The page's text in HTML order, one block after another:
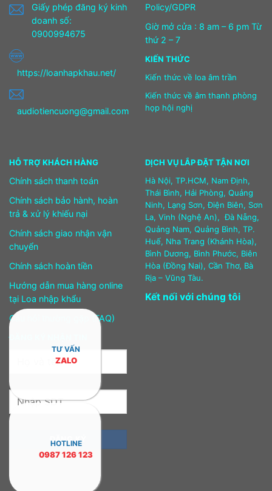
Giấy phép đăng ký kinh
doanh số:
0900994675
https://loanhapkhau.net/
audiotiencuong@gmail.com
Policy/GDPR
Giờ mở cửa : 8 am – 6 pm Từ
thứ 2 – 7
KIẾN THỨC
Kiến thức về loa âm trần
Kiến thức về âm thanh phòng
họp hội nghị
HỖ TRỢ KHÁCH HÀNG
Chính sách thanh toán
Chính sách bảo hành, hoàn
trả & xử lý khiếu nại
Chính sách giao nhận vận
chuyển
Chính sách hoàn tiền
Hướng dẫn mua hàng online
tại Loa nhập khẩu
Câu hỏi thường gặp (FAQ)
DỊCH VỤ LẮP ĐẶT TẬN NƠI
Hà Nội, TP.HCM, Nam Định,
Thái Bình, Hải Phòng, Quảng
Ninh, Lạng Sơn, Điện Biên, Sơn
La, Vinh (Nghệ An), Đà Nẵng,
Quảng Nam, Quảng Bình, TP.
Huế, Nha Trang (Khánh Hòa),
Bình Dương, Bình Phước, Biên
Hòa (Đồng Nai), Cần Thơ, Bà
Rịa – Vũng Tàu.
Kết nối với chúng tôi
TƯ VẤN
ZALO
HOTLINE
0987 126 123